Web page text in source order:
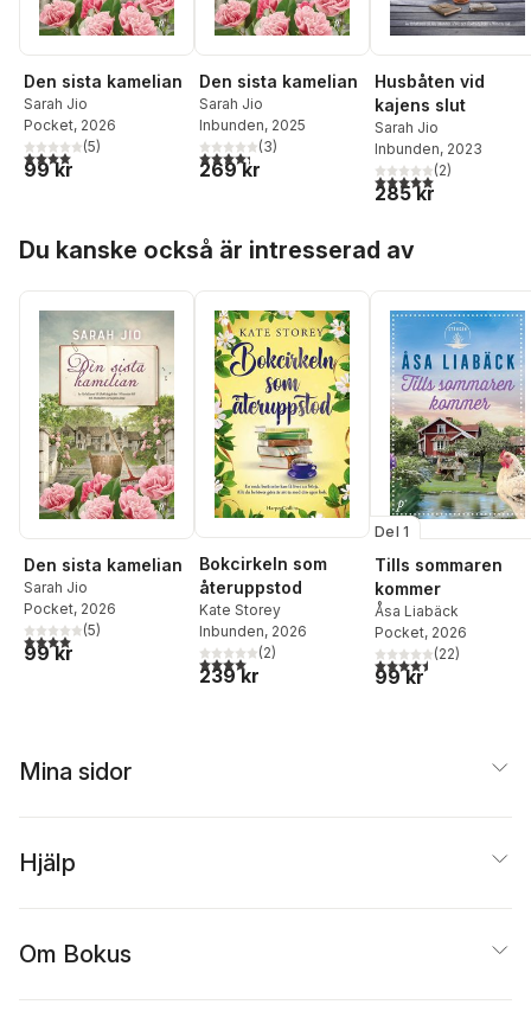
Den sista kamelian
Sarah Jio
Pocket, 2026
4,0utav 5 stjärnor. Totalt antal röster:
(5)
99 kr
Den sista kamelian
Sarah Jio
Inbunden, 2025
4,3utav 5 stjärnor. Totalt antal röster:
(3)
269 kr
Husbåten vid
kajens slut
Sarah Jio
Inbunden, 2023
5,0utav 5 stjärnor.
(2)
285 kr
Du kanske också är intresserad av
Den sista kamelian
Sarah Jio
Pocket, 2026
4,0utav 5 stjärnor. Totalt antal röster:
(5)
99 kr
Bokcirkeln som
återuppstod
Kate Storey
Inbunden, 2026
4,0utav 5 stjärnor. Totalt antal röster:
(2)
239 kr
Del 1
Tills sommaren
kommer
Åsa Liabäck
Pocket, 2026
4,5utav 5 stjärnor.
(22)
99 kr
Mina sidor
Hjälp
Om Bokus